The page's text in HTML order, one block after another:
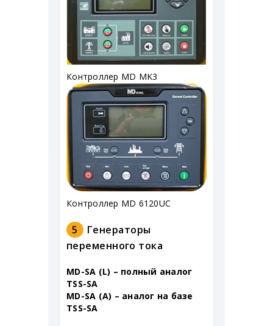
Контроллер MD MK3
Контроллер MD 6120UC
5
Генераторы
переменного тока
MD-SA (L) – полный аналог
TSS-SA
MD-SA (A) – аналог на базе
TSS-SA